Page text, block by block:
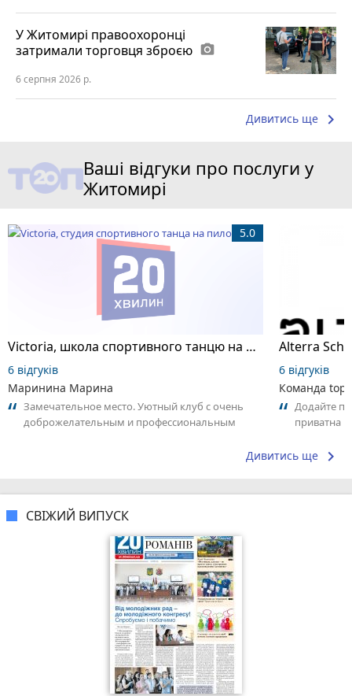
У Житомирі правоохоронці
затримали торговця зброєю photo_camera
6 серпня 2026 р.
Дивитись ще keyboard_arrow_right
Ваші відгуки про послуги у
Житомирі
Victoria, школа спортивного танцю на пілоні
5.0
6 відгуків
Маринина Марина
Замечательное место. Уютный клуб с очень
доброжелательным и профессиональным
6 відгуків
Команда
Додайте
приватна
Дивитись ще keyboard_arrow_right
СВІЖИЙ ВИПУСК